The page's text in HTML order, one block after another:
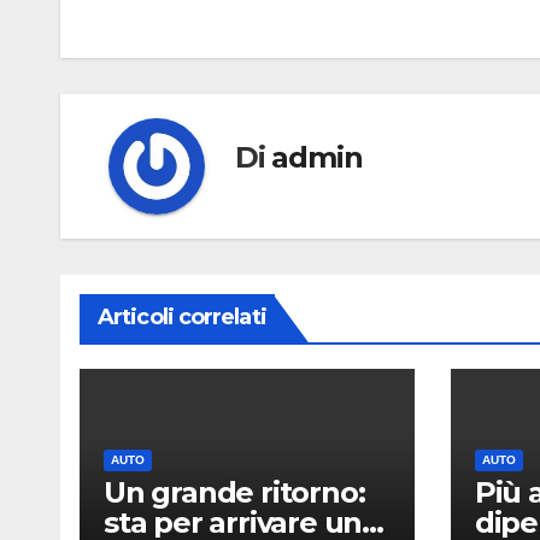
Di admin
Articoli correlati
AUTO
Un grande ritorno:
sta per arrivare una
AUTO
Più